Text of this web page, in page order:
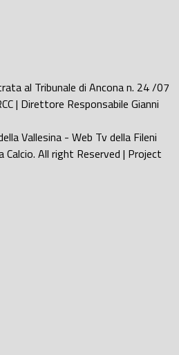
al Tribunale di Ancona n. 24 /07
| Direttore Responsabile Gianni
Vallesina - Web Tv della Fileni
Calcio. All right Reserved | Project